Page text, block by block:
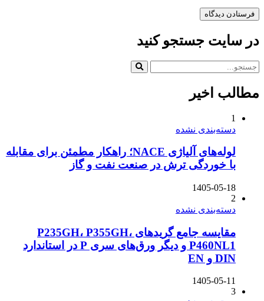
در سایت جستجو کنید
مطالب اخیر
1
دسته‌بندی نشده
لوله‌های آلیاژی NACE؛ راهکار مطمئن برای مقابله
با خوردگی ترش در صنعت نفت و گاز
1405-05-18
2
دسته‌بندی نشده
مقایسه جامع گریدهای P235GH، P355GH،
P460NL1 و دیگر ورق‌های سری P در استاندارد
DIN و EN
1405-05-11
3